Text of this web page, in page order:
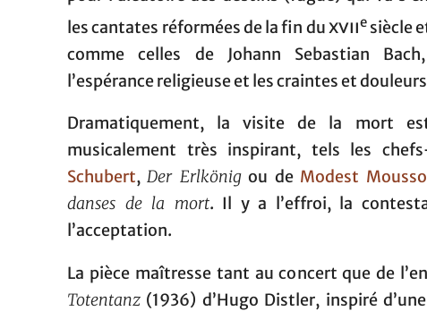
les cantates réformées de la fin duxviiesiècle
comme celles de Johann Sebastian
l’espérance religieuse et les craintes et
Dramatiquement, la visite de la mort
musicalement très inspirant, tels les
Schubert,Der Erlkönigou de Modest
danses de la mort. Il y a l’effroi, la
l’acceptation.
La pièce maîtresse tant au concert que de
Totentanz (1936) d’Hugo Distler, inspiré